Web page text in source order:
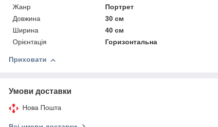
Жанр
Портрет
Довжина
30 см
Ширина
40 см
Орієнтація
Горизонтальна
Приховати
Умови доставки
Нова Пошта